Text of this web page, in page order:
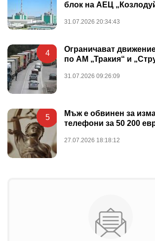
блок на АЕЦ
31.07.2026 20:34:43
4
Ограничават
по АМ „Тракия“ и
31.07.2026 09:26:09
5
Мъж е обвинен за
телефони за 50 200
27.07.2026 18:18:12